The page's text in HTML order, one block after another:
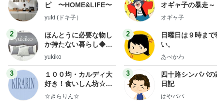
ピ 〜HOME&LIFE〜
yuki (ドキ子）
2
ほんとうに必要な物し
か持たない暮らし◆Ke
ep Life Simple◆〜イ
yukiko
3
１００均・カルディ大
好き！食いしん坊☆き
らりん☆のブログ
☆きらりん☆
オギャ子の暴走～
オギャ子
2
日曜日は９時まで
い。
あべかわ
3
四十路シンパパの
日記
はやパパ